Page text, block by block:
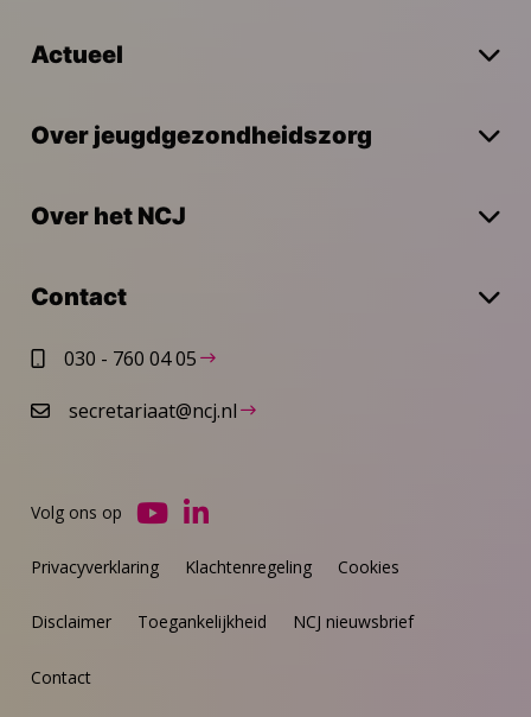
Actueel
Over jeugdgezondheidszorg
Over het NCJ
Contact
030 - 760 04 05
secretariaat@ncj.nl
Privacyverklaring Klachtenregeling Cookies
Disclaimer Toegankelijkheid NCJ nieuwsbrief
Contact
Volg ons op
Ga
YouTube
Ga
LinkedIn